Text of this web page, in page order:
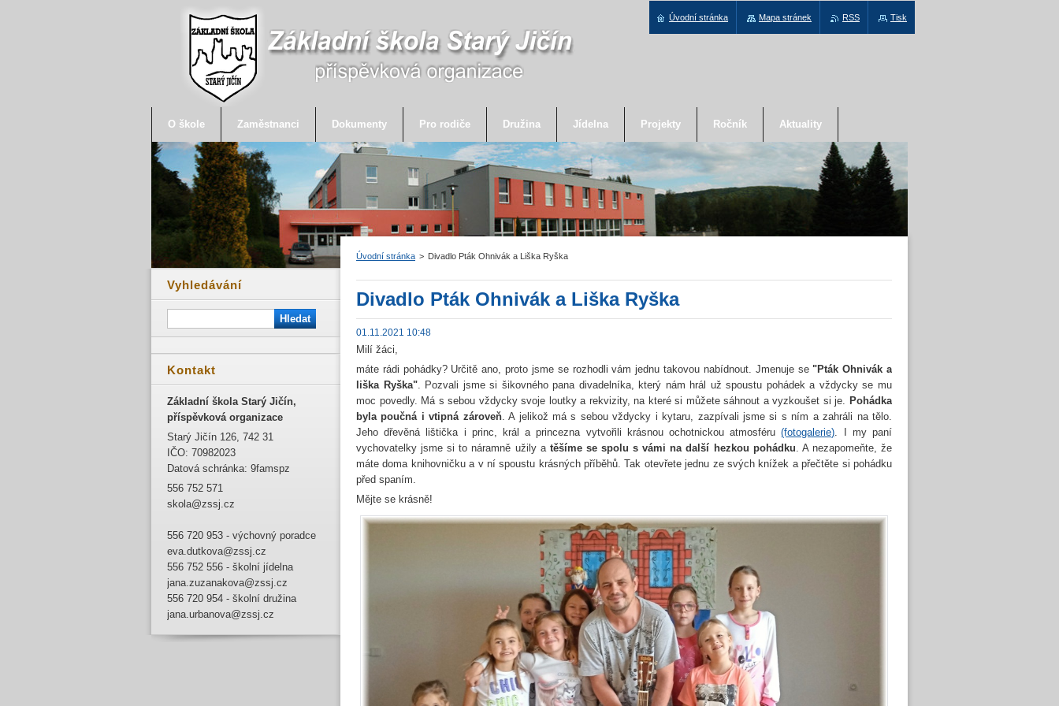
Úvodní stránka > Divadlo Pták Ohnivák a Liška Ryška
Divadlo Pták Ohnivák a Liška Ryška
01.11.2021 10:48
Milí žáci,
máte rádi pohádky? Určitě ano, proto jsme se rozhodli vám jednu takovou nabídnout. Jmenuje se"Pták Ohnivák a
liška Ryška". Pozvali jsme si šikovného pana divadelníka, který nám hrál už spoustu pohádek a vždycky se mu
moc povedly. Má s sebou vždycky svoje loutky a rekvizity, na které si můžete sáhnout a vyzkoušet si je. Pohádka
byla poučná i vtipná zároveň. A jelikož má s sebou vždycky i kytaru, zazpívali jsme si s ním a zahráli na tělo.
Jeho dřevěná lištička i princ, král a princezna vytvořili krásnou ochotnickou atmosféru(fotogalerie). I my paní
vychovatelky jsme si to náramně užily atěšíme se spolu s vámi na další hezkou pohádku. A nezapomeňte, že
máte doma knihovničku a v ní spoustu krásných příběhů. Tak otevřete jednu ze svých knížek a přečtěte si pohádku
před spaním.
Mějte se krásně!
Vyhledávání
Kontakt
Základní škola Starý Jičín,
příspěvková organizace
Starý Jičín 126, 742 31
IČO: 70982023
Datová schránka: 9famspz
556 752 571
skola@zssj.cz
556 720 953 - výchovný poradce
eva.dutkova@zssj.cz
556 752 556 - školní jídelna
jana.zuzanakova@zssj.cz
556 720 954 - školní družina
jana.urbanova@zssj.cz
O škole Zaměstnanci Dokumenty Pro rodiče Družina Jídelna Projekty Ročník Aktuality
Úvodní stránka Mapa stránek RSS Tisk